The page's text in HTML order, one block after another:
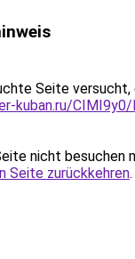
Seite versucht,
kuban.ru/CIMI9y0/
nicht besuchen
Seite zurückkehren.